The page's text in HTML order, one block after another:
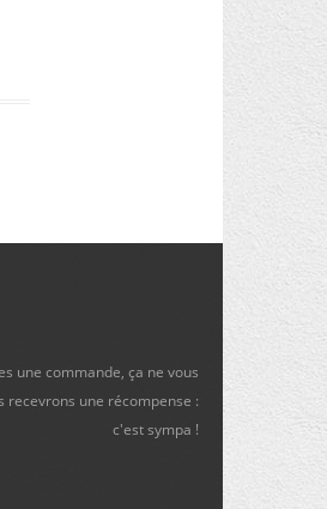
une commande, ça ne vous
recevrons une récompense :
c'est sympa !